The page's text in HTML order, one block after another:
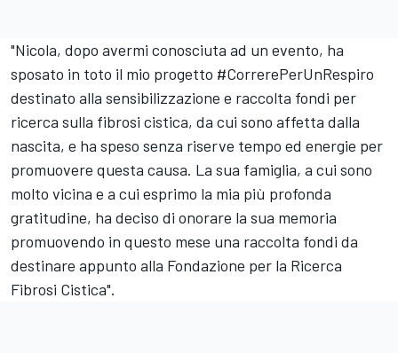
"Nicola, dopo avermi conosciuta ad un evento, ha
sposato in toto il mio progetto #CorrerePerUnRespiro
destinato alla sensibilizzazione e raccolta fondi per
ricerca sulla fibrosi cistica, da cui sono affetta dalla
nascita, e ha speso senza riserve tempo ed energie per
promuovere questa causa. La sua famiglia, a cui sono
molto vicina e a cui esprimo la mia più profonda
gratitudine, ha deciso di onorare la sua memoria
promuovendo in questo mese una raccolta fondi da
destinare appunto alla Fondazione per la Ricerca
Fibrosi Cistica".